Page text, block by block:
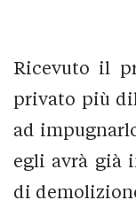
Ricevuto il
privato più
ad
egli avrà già
di